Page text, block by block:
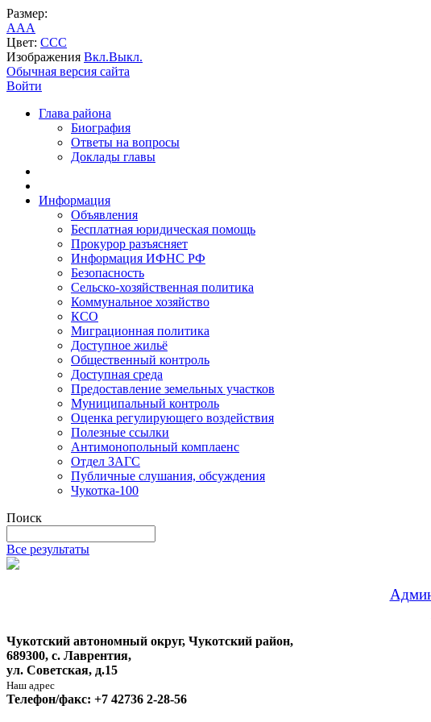
Размер:
AAA
Цвет: CCC
Изображения Вкл.Выкл.
Обычная версия сайта
Войти
Глава района
Биография
Ответы на вопросы
Доклады главы
Информация
Объявления
Бесплатная юридическая помощь
Прокурор разъясняет
Информация ИФНС РФ
Безопасность
Сельско-хозяйственная политика
Коммунальное хозяйство
КСО
Миграционная политика
Доступное жильё
Общественный контроль
Доступная среда
Предоставление земельных участков
Муниципальный контроль
Оценка регулирующего воздействия
Полезные ссылки
Антимонопольный комплаенс
Отдел ЗАГС
Публичные слушания, обсуждения
Чукотка-100
Поиск
Все результаты
Чукотский автономный округ, Чукотский район,
689300, с. Лаврентия,
ул. Советская, д.15
Наш адрес
Телефон/факс: +7 42736 2-28-56